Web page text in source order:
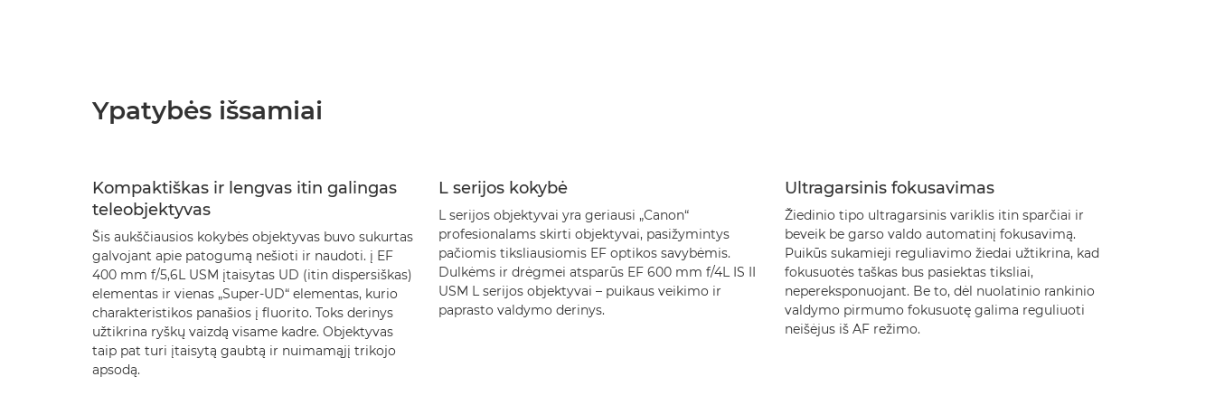
Ypatybės išsamiai
Kompaktiškas ir lengvas itin galingas
teleobjektyvas
Šis aukščiausios kokybės objektyvas buvo sukurtas
galvojant apie patogumą nešioti ir naudoti. į EF
400 mm f/5,6L USM įtaisytas UD (itin dispersiškas)
elementas ir vienas „Super-UD“ elementas, kurio
charakteristikos panašios į fluorito. Toks derinys
užtikrina ryškų vaizdą visame kadre. Objektyvas
taip pat turi įtaisytą gaubtą ir nuimamąjį trikojo
apsodą.
L serijos kokybė
L serijos objektyvai yra geriausi „Canon“
profesionalams skirti objektyvai, pasižymintys
pačiomis tiksliausiomis EF optikos savybėmis.
Dulkėms ir drėgmei atsparūs EF 600 mm f/4L IS II
USM L serijos objektyvai – puikaus veikimo ir
paprasto valdymo derinys.
Ultragarsinis fokusavimas
Žiedinio tipo ultragarsinis variklis itin sparčiai ir
beveik be garso valdo automatinį fokusavimą.
Puikūs sukamieji reguliavimo žiedai užtikrina, kad
fokusuotės taškas bus pasiektas tiksliai,
nepereksponuojant. Be to, dėl nuolatinio rankinio
valdymo pirmumo fokusuotę galima reguliuoti
neišėjus iš AF režimo.